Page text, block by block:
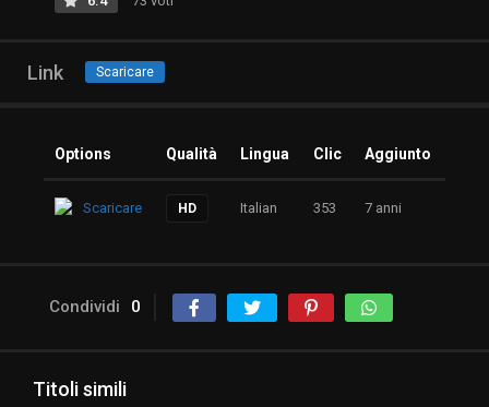
Link Scaricare
Options Qualità Lingua Clic Aggiunto
Scaricare HD Italian 353 7 anni
Condividi 0
Titoli simili